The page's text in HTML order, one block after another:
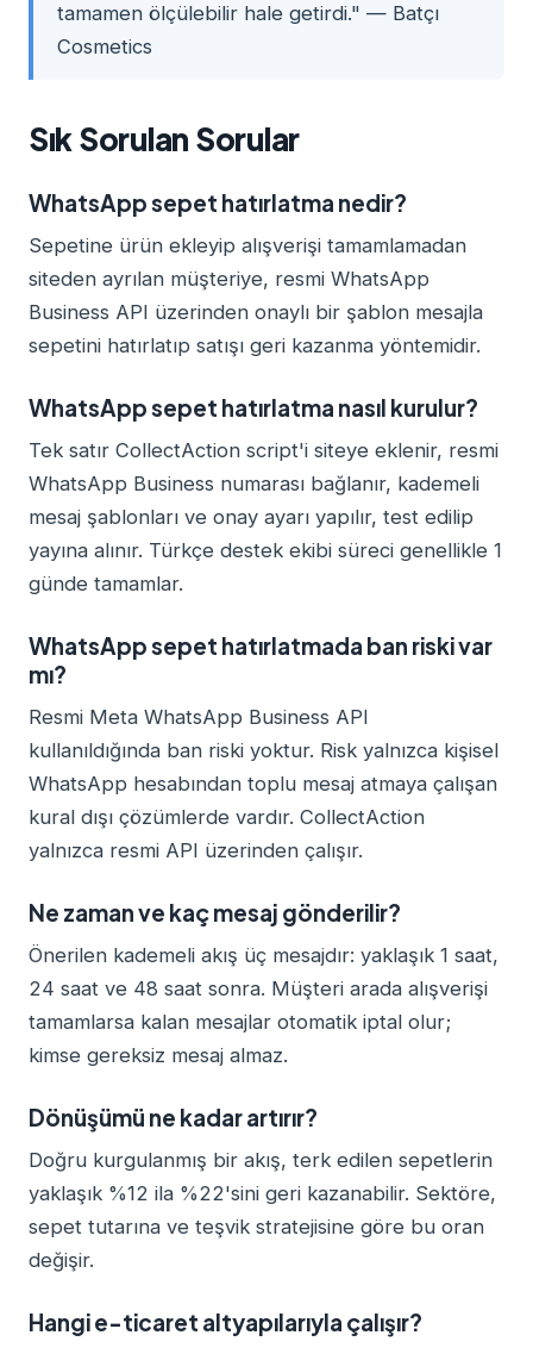
tamamen ölçülebilir hale getirdi." — Batçı
Cosmetics
Sık Sorulan Sorular
WhatsApp sepet hatırlatma nedir?
Sepetine ürün ekleyip alışverişi tamamlamadan
siteden ayrılan müşteriye, resmi WhatsApp
Business API üzerinden onaylı bir şablon mesajla
sepetini hatırlatıp satışı geri kazanma yöntemidir.
WhatsApp sepet hatırlatma nasıl kurulur?
Tek satır CollectAction script'i siteye eklenir, resmi
WhatsApp Business numarası bağlanır, kademeli
mesaj şablonları ve onay ayarı yapılır, test edilip
yayına alınır. Türkçe destek ekibi süreci genellikle 1
günde tamamlar.
WhatsApp sepet hatırlatmada ban riski var
mı?
Resmi Meta WhatsApp Business API
kullanıldığında ban riski yoktur. Risk yalnızca kişisel
WhatsApp hesabından toplu mesaj atmaya çalışan
kural dışı çözümlerde vardır. CollectAction
yalnızca resmi API üzerinden çalışır.
Ne zaman ve kaç mesaj gönderilir?
Önerilen kademeli akış üç mesajdır: yaklaşık 1 saat,
24 saat ve 48 saat sonra. Müşteri arada alışverişi
tamamlarsa kalan mesajlar otomatik iptal olur;
kimse gereksiz mesaj almaz.
Dönüşümü ne kadar artırır?
Doğru kurgulanmış bir akış, terk edilen sepetlerin
yaklaşık %12 ila %22'sini geri kazanabilir. Sektöre,
sepet tutarına ve teşvik stratejisine göre bu oran
değişir.
Hangi e-ticaret altyapılarıyla çalışır?